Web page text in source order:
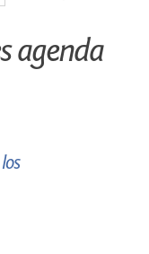
agenda